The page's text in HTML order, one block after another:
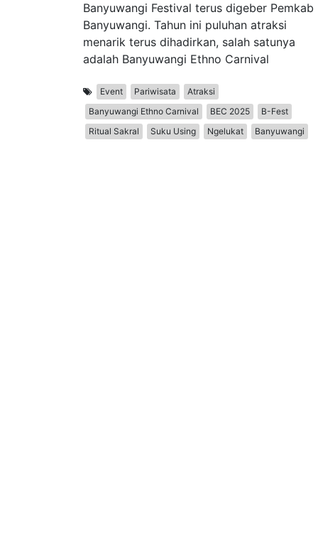
Banyuwangi Festival terus digeber Pemkab
Banyuwangi. Tahun ini puluhan atraksi
menarik terus dihadirkan, salah satunya
adalah Banyuwangi Ethno Carnival
Event Pariwisata
Atraksi
Banyuwangi Ethno Carnival
BEC 2025
B-Fest
Ritual Sakral
Suku Using Ngelukat Banyuwangi